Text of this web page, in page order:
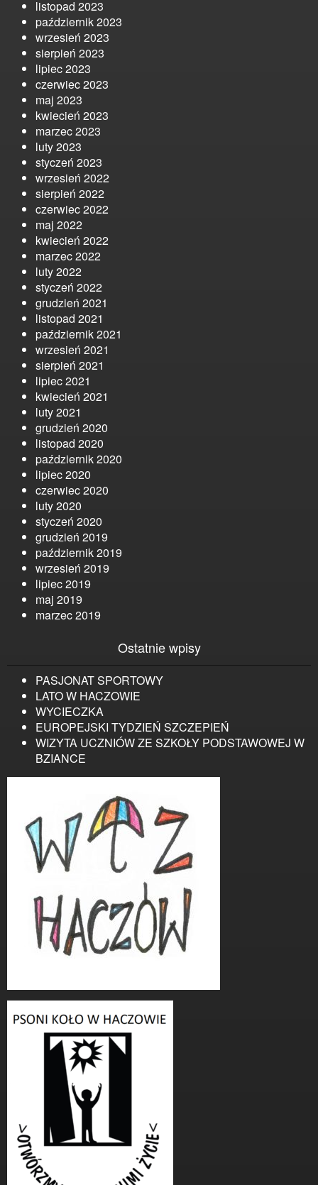
listopad 2023
październik 2023
wrzesień 2023
sierpień 2023
lipiec 2023
czerwiec 2023
maj 2023
kwiecień 2023
marzec 2023
luty 2023
styczeń 2023
wrzesień 2022
sierpień 2022
czerwiec 2022
maj 2022
kwiecień 2022
marzec 2022
luty 2022
styczeń 2022
grudzień 2021
listopad 2021
październik 2021
wrzesień 2021
sierpień 2021
lipiec 2021
kwiecień 2021
luty 2021
grudzień 2020
listopad 2020
październik 2020
lipiec 2020
czerwiec 2020
luty 2020
styczeń 2020
grudzień 2019
październik 2019
wrzesień 2019
lipiec 2019
maj 2019
marzec 2019
Ostatnie wpisy
PASJONAT SPORTOWY
LATO W HACZOWIE
WYCIECZKA
EUROPEJSKI TYDZIEŃ SZCZEPIEŃ
WIZYTA UCZNIÓW ZE SZKOŁY PODSTAWOWEJ W
BZIANCE